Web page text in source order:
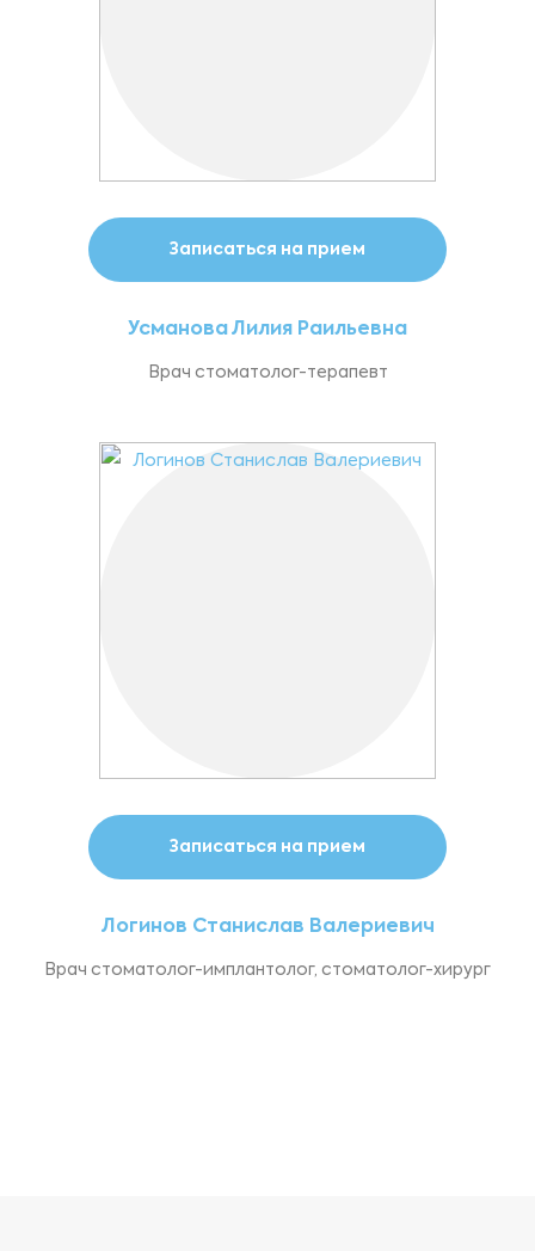
Записаться на прием
Усманова Лилия Раильевна
Врач стоматолог-терапевт
Записаться на прием
Логинов Станислав Валериевич
Врач стоматолог-имплантолог, стоматолог-хирург